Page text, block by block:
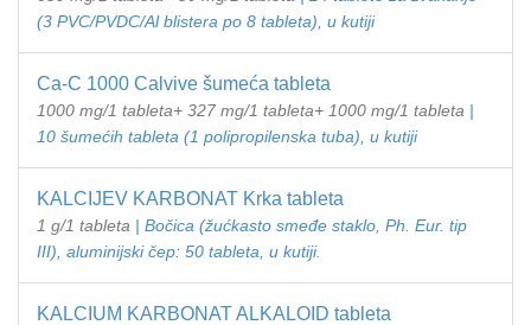
(3 PVC/PVDC/Al blistera po 8 tableta), u kutiji
Ca-C 1000 Calvive šumeća tableta
1000 mg/1 tableta+ 327 mg/1 tableta+ 1000 mg/1 tableta
10 šumećih tableta (1 polipropilenska tuba), u kutiji
KALCIJEV KARBONAT Krka tableta
1 g/1 tableta | Bočica (žućkasto smeđe staklo, Ph. Eur. tip
III), aluminijski čep: 50 tableta, u kutiji.
KALCIUM KARBONAT ALKALOID tableta